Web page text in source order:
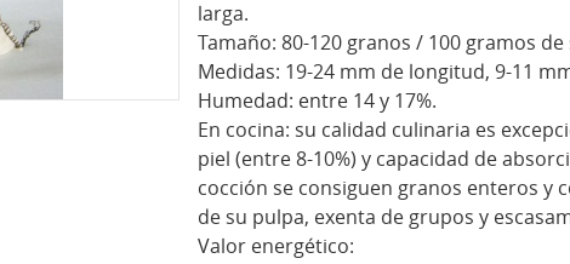
larga.
Tamaño: 80-120 granos / 100 gramos de
Medidas: 19-24 mm de longitud, 9-11
Humedad: entre 14 y 17%.
En cocina: su calidad culinaria es
piel (entre 8-10%) y capacidad de
cocción se consiguen granos enteros y
de su pulpa, exenta de grupos y
Valor energético: